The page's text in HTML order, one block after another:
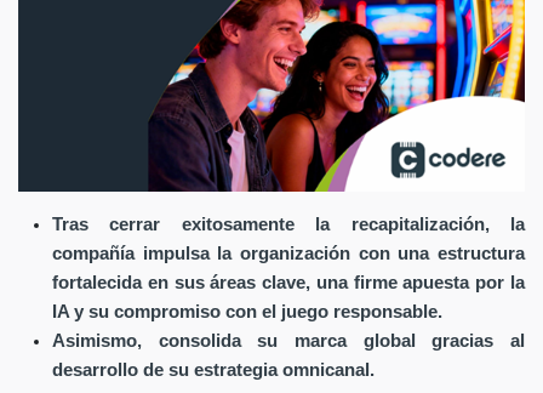
Tras cerrar exitosamente la recapitalización, la
compañía impulsa la organización con una estructura
fortalecida en sus áreas clave, una firme apuesta por la
IA y su compromiso con el juego responsable.
Asimismo, consolida su marca global gracias al
desarrollo de su estrategia omnicanal.